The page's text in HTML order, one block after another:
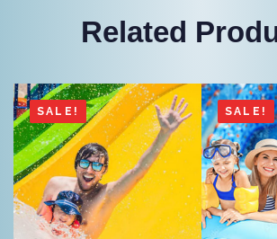
Related
SALE! SALE!